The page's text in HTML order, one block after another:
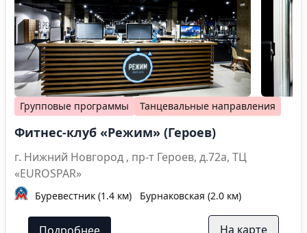
Групповые программы Танцевальные направления
Фитнес-клуб «Режим» (Героев)
г. Нижний Новгород , пр-т Героев, д.72а, ТЦ
«EUROSPAR»
Буревестник (1.4 км) Бурнаковская (2.0 км)
На карте